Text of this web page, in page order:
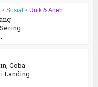
• Sosial • Unik & Aneh
Coba
Landing